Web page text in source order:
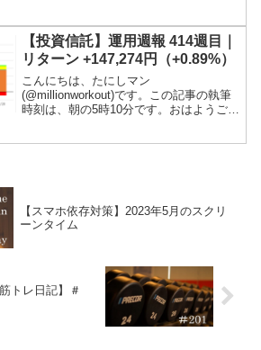
ね。目標である１億円が貯まるまでは投
信を解約するつもりは無...
【投資信託】運用週報 414週目｜
リターン +147,274円（+0.89%）
こんにちは、たにしマン
(@millionworkout)です。この記事の執筆
時刻は、朝の5時10分です。おはようござ
【スマホ依存対策】2023年5月のスクリ
ーンタイム
トレ日記】＃